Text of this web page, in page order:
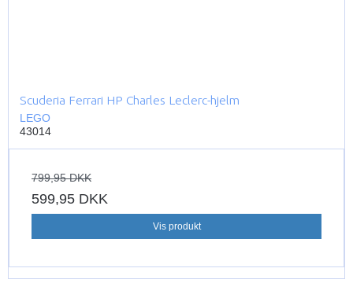
Scuderia Ferrari HP Charles Leclerc-hjelm
LEGO
43014
799,95 DKK
599,95 DKK
Vis produkt